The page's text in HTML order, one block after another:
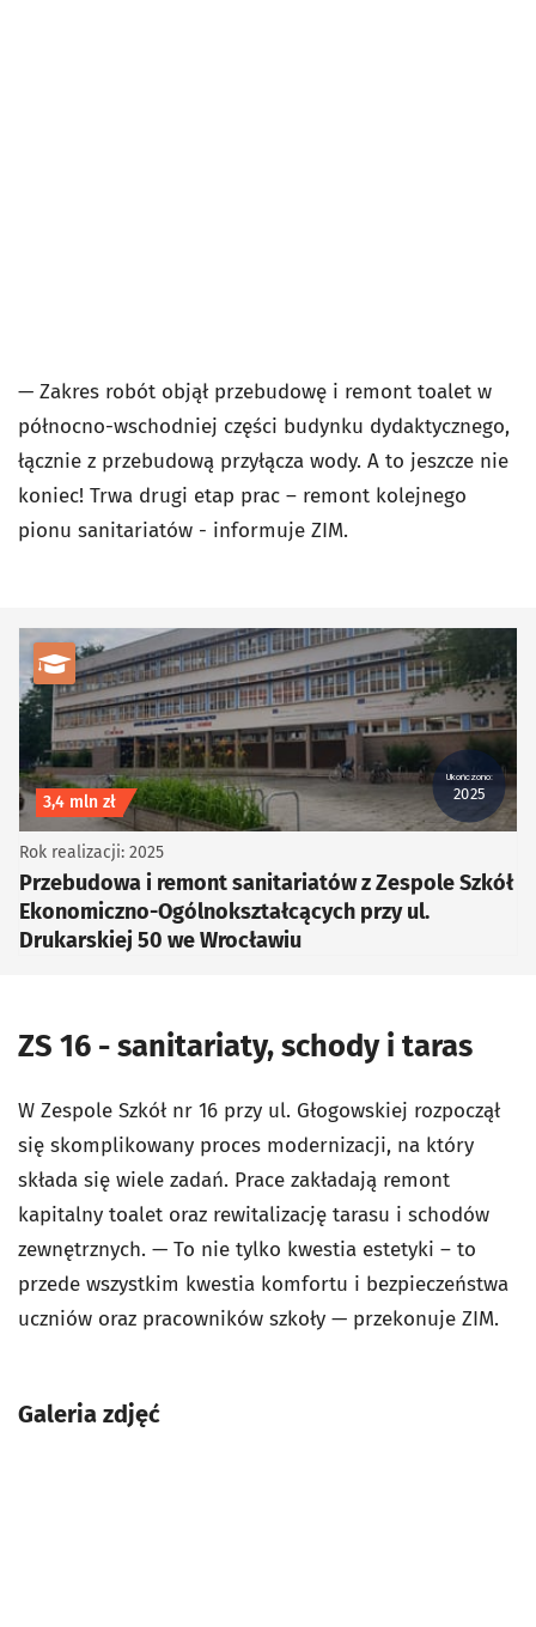
— Zakres robót objął przebudowę i remont toalet w
północno-wschodniej części budynku dydaktycznego,
łącznie z przebudową przyłącza wody. A to jeszcze nie
koniec! Trwa drugi etap prac – remont kolejnego
pionu sanitariatów - informuje ZIM.
kategoria Edukacja i kultura
Ukończono:
2025
Koszt inwestycji
3,4 mln zł
Przebudowa i remont sanitariatów z Zespole Szkół
Ekonomiczno-Ogólnokształcących przy ul.
Drukarskiej 50 we Wrocławiu
Rok realizacji: 2025
ZS 16 - sanitariaty, schody i taras
W Zespole Szkół nr 16 przy ul. Głogowskiej rozpoczął
się skomplikowany proces modernizacji, na który
składa się wiele zadań. Prace zakładają remont
kapitalny toalet oraz rewitalizację tarasu i schodów
zewnętrznych. — To nie tylko kwestia estetyki – to
przede wszystkim kwestia komfortu i bezpieczeństwa
uczniów oraz pracowników szkoły — przekonuje ZIM.
Galeria zdjęć